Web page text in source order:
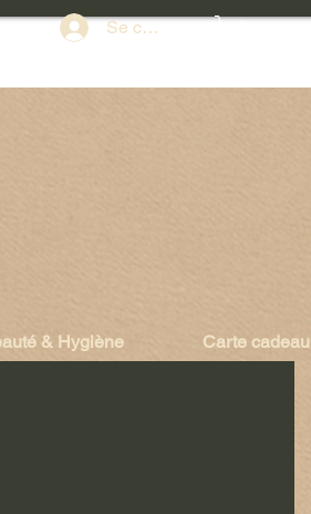
Se connecter
& Hygiène Carte cadeau